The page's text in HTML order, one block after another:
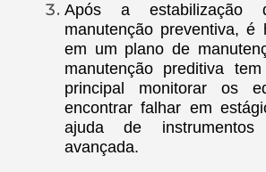
Após a estabilização
manutenção preventiva, é
em um plano de
manutenção preditiva
principal monitorar os
encontrar falhar em
ajuda de
avançada.